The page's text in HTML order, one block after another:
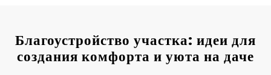
Благоустройство участка: идеи для
создания комфорта и уюта на даче